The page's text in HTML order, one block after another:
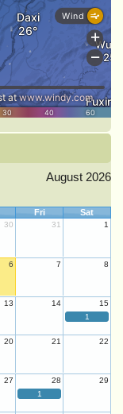
August 2026
Fri Sat
30 31 1
6 7 8
13 14
15
1
20 21
22
27 28
29
1